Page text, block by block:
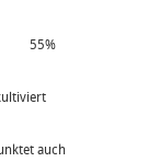
55%
auch